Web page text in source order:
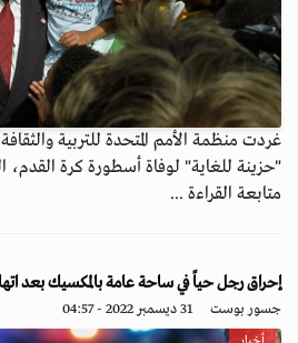
غردت منظمة الأمم المتحدة للتربية
"حزينة للغاية" لوفاة أسطورة كرة القدم،
متابعة القراءة ...
إحراق رجل حياً في ساحة عامة بالمكسيك بعد
جسور بوست 31 ديسمبر 2022 - 04:57